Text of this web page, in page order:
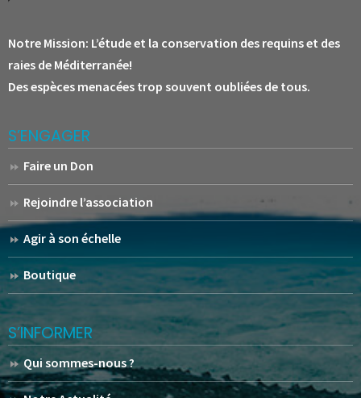
Notre Mission: L’étude et la conservation des requins et des
raies de Méditerranée!
Des espèces menacées trop souvent oubliées de tous.
S’ENGAGER
Faire un Don
Rejoindre l’association
Agir à son échelle
Boutique
S’INFORMER
Qui sommes-nous ?